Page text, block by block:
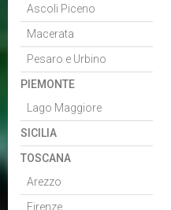
Ascoli Piceno
Macerata
Pesaro e Urbino
PIEMONTE
Lago Maggiore
SICILIA
TOSCANA
Arezzo
Firenze